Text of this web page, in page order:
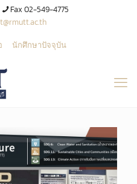
Fax 02-549-4775
นักศึกษาปัจจุบัน